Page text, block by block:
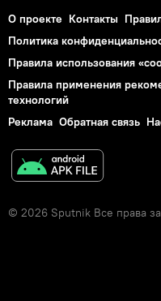
О проекте Контакты
Политика
Правила использования
Правила применения
технологий
Реклама Обратная связь
© 2026 Sputnik Все права